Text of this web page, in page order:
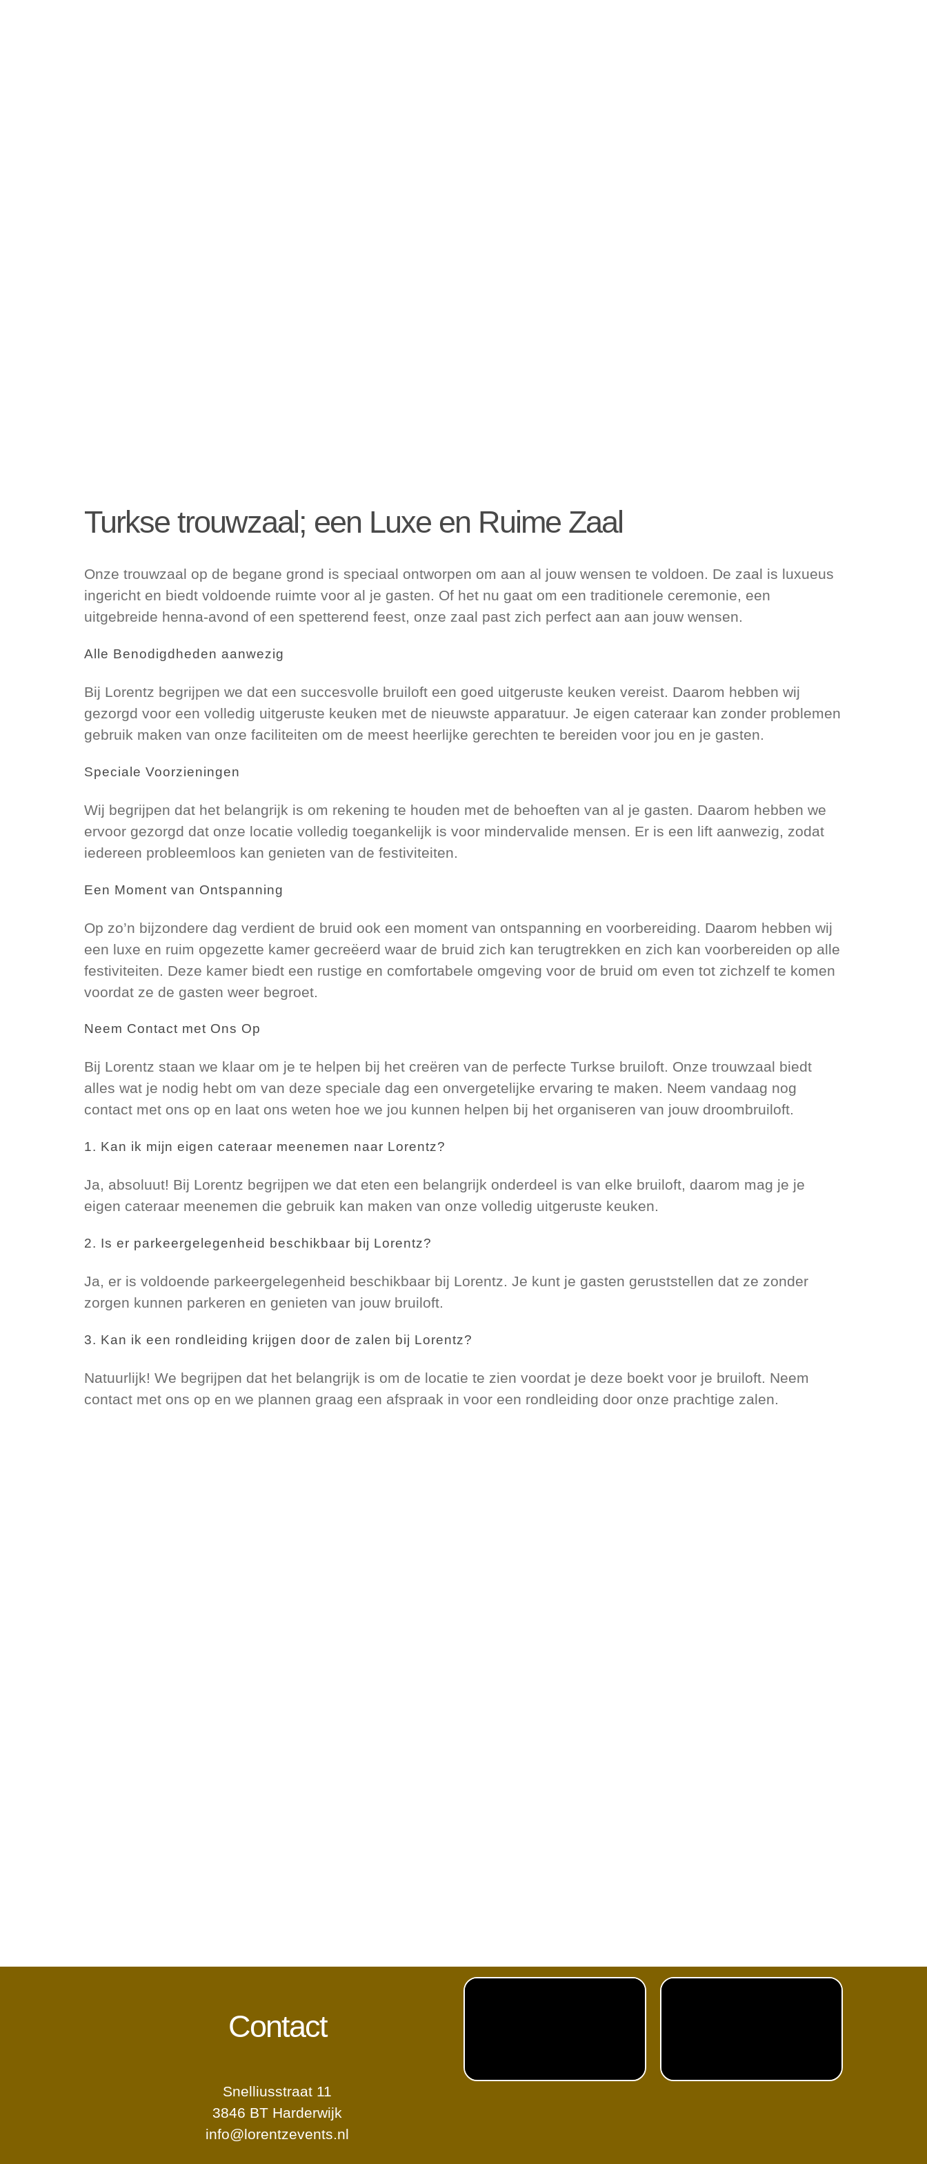
Turkse trouwzaal; een Luxe en Ruime Zaal
Onze trouwzaal op de begane grond is speciaal ontworpen om aan al jouw wensen te voldoen. De zaal is luxueus
ingericht en biedt voldoende ruimte voor al je gasten. Of het nu gaat om een traditionele ceremonie, een
uitgebreide henna-avond of een spetterend feest, onze zaal past zich perfect aan aan jouw wensen.
Alle Benodigdheden aanwezig
Bij Lorentz begrijpen we dat een succesvolle bruiloft een goed uitgeruste keuken vereist. Daarom hebben wij
gezorgd voor een volledig uitgeruste keuken met de nieuwste apparatuur. Je eigen cateraar kan zonder problemen
gebruik maken van onze faciliteiten om de meest heerlijke gerechten te bereiden voor jou en je gasten.
Speciale Voorzieningen
Wij begrijpen dat het belangrijk is om rekening te houden met de behoeften van al je gasten. Daarom hebben we
ervoor gezorgd dat onze locatie volledig toegankelijk is voor mindervalide mensen. Er is een lift aanwezig, zodat
iedereen probleemloos kan genieten van de festiviteiten.
Een Moment van Ontspanning
Op zo’n bijzondere dag verdient de bruid ook een moment van ontspanning en voorbereiding. Daarom hebben wij
een luxe en ruim opgezette kamer gecreëerd waar de bruid zich kan terugtrekken en zich kan voorbereiden op alle
festiviteiten. Deze kamer biedt een rustige en comfortabele omgeving voor de bruid om even tot zichzelf te komen
voordat ze de gasten weer begroet.
Neem Contact met Ons Op
Bij Lorentz staan we klaar om je te helpen bij het creëren van de perfecte Turkse bruiloft. Onze trouwzaal biedt
alles wat je nodig hebt om van deze speciale dag een onvergetelijke ervaring te maken. Neem vandaag nog
contact met ons op en laat ons weten hoe we jou kunnen helpen bij het organiseren van jouw droombruiloft.
1. Kan ik mijn eigen cateraar meenemen naar Lorentz?
Ja, absoluut! Bij Lorentz begrijpen we dat eten een belangrijk onderdeel is van elke bruiloft, daarom mag je je
eigen cateraar meenemen die gebruik kan maken van onze volledig uitgeruste keuken.
2. Is er parkeergelegenheid beschikbaar bij Lorentz?
Ja, er is voldoende parkeergelegenheid beschikbaar bij Lorentz. Je kunt je gasten geruststellen dat ze zonder
zorgen kunnen parkeren en genieten van jouw bruiloft.
3. Kan ik een rondleiding krijgen door de zalen bij Lorentz?
Natuurlijk! We begrijpen dat het belangrijk is om de locatie te zien voordat je deze boekt voor je bruiloft. Neem
contact met ons op en we plannen graag een afspraak in voor een rondleiding door onze prachtige zalen.
Contact
Snelliusstraat 11
3846 BT Harderwijk
info@lorentzevents.nl